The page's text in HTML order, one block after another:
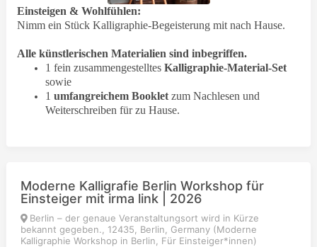
Einsteigen & Wohlfühlen:
Nimm ein Stück Kalligraphie-Begeisterung mit nach Hause.
Alle künstlerischen Materialien sind inbegriffen.
1 fein zusammengestelltes Kalligraphie-Material-Set
sowie
1 umfangreichem Booklet zum Nachlesen und
Weiterschreiben für zu Hause.
Moderne Kalligrafie Berlin Workshop für
Einsteiger mit irma link | 2026
Berlin – der genaue Veranstaltungsort wird in Kürze
bekannt gegeben., 12435, Berlin, Germany (Moderne
Kalligraphie Workshop in Berlin, Für Einsteiger*innen)